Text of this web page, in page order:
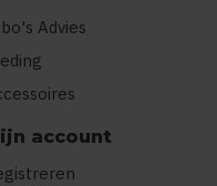
Advies
account